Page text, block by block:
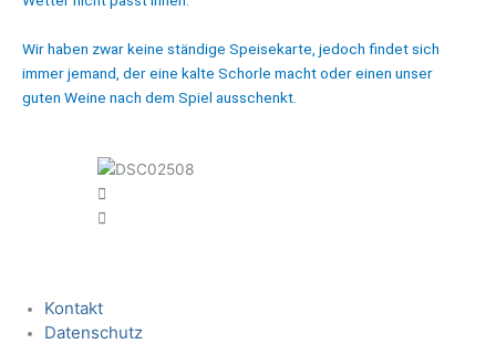
Wir haben zwar keine ständige Speisekarte, jedoch findet sich
immer jemand, der eine kalte Schorle macht oder einen unser
guten Weine nach dem Spiel ausschenkt.
Kontakt
Datenschutz